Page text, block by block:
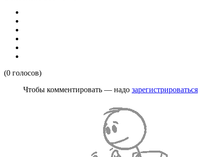
(0 голосов)
Чтобы комментировать — надо зарегистрироваться